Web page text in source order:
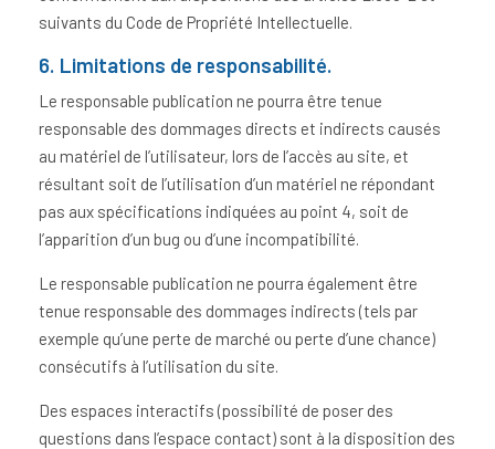
suivants du Code de Propriété Intellectuelle.
6. Limitations de responsabilité.
Le responsable publication ne pourra être tenue
responsable des dommages directs et indirects causés
au matériel de l’utilisateur, lors de l’accès au site, et
résultant soit de l’utilisation d’un matériel ne répondant
pas aux spécifications indiquées au point 4, soit de
l’apparition d’un bug ou d’une incompatibilité.
Le responsable publication ne pourra également être
tenue responsable des dommages indirects (tels par
exemple qu’une perte de marché ou perte d’une chance)
consécutifs à l’utilisation du site.
Des espaces interactifs (possibilité de poser des
questions dans l’espace contact) sont à la disposition des